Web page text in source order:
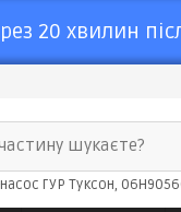
20 хвилин
шукаєте?
ГУР Туксон,